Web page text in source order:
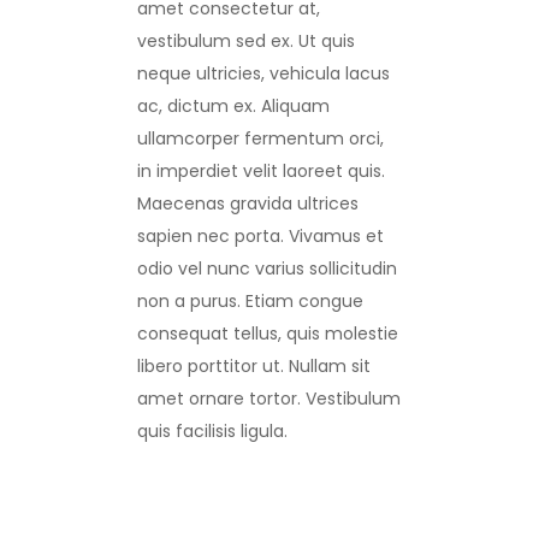
amet consectetur at,
vestibulum sed ex. Ut quis
neque ultricies, vehicula lacus
ac, dictum ex. Aliquam
ullamcorper fermentum orci,
in imperdiet velit laoreet quis.
Maecenas gravida ultrices
sapien nec porta. Vivamus et
odio vel nunc varius sollicitudin
non a purus. Etiam congue
consequat tellus, quis molestie
libero porttitor ut. Nullam sit
amet ornare tortor. Vestibulum
quis facilisis ligula.